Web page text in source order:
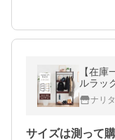
【在
ルラッ
収納 棚
ナリ